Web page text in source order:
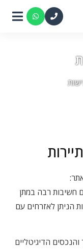
חשיבות רבה במתן
הניתן לאזרחים עם
הדיגיטליים